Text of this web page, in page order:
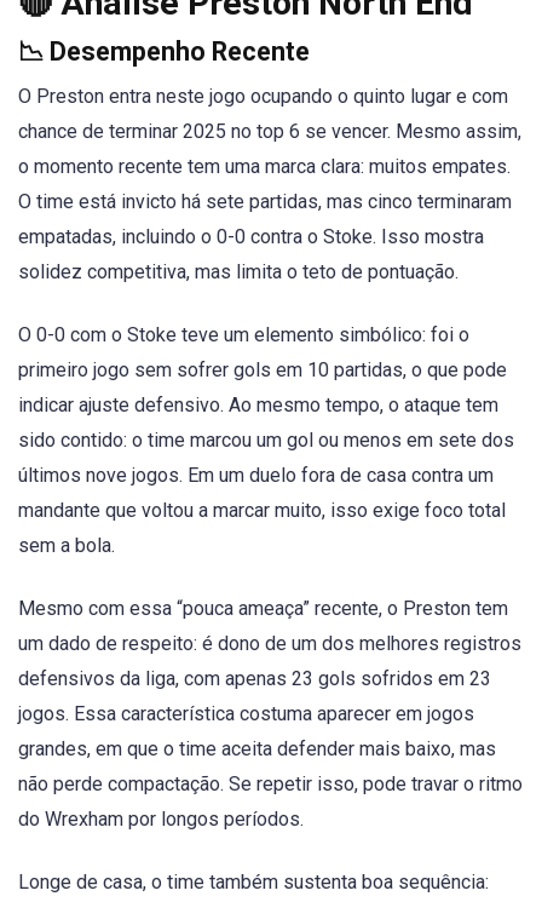
📉 Desempenho Recente
O Preston entra neste jogo ocupando o quinto lugar e com
chance de terminar 2025 no top 6 se vencer. Mesmo assim,
o momento recente tem uma marca clara: muitos empates.
O time está invicto há sete partidas, mas cinco terminaram
empatadas, incluindo o 0-0 contra o Stoke. Isso mostra
solidez competitiva, mas limita o teto de pontuação.
O 0-0 com o Stoke teve um elemento simbólico: foi o
primeiro jogo sem sofrer gols em 10 partidas, o que pode
indicar ajuste defensivo. Ao mesmo tempo, o ataque tem
sido contido: o time marcou um gol ou menos em sete dos
últimos nove jogos. Em um duelo fora de casa contra um
mandante que voltou a marcar muito, isso exige foco total
sem a bola.
Mesmo com essa “pouca ameaça” recente, o Preston tem
um dado de respeito: é dono de um dos melhores registros
defensivos da liga, com apenas 23 gols sofridos em 23
jogos. Essa característica costuma aparecer em jogos
grandes, em que o time aceita defender mais baixo, mas
não perde compactação. Se repetir isso, pode travar o ritmo
do Wrexham por longos períodos.
Longe de casa, o time também sustenta boa sequência: